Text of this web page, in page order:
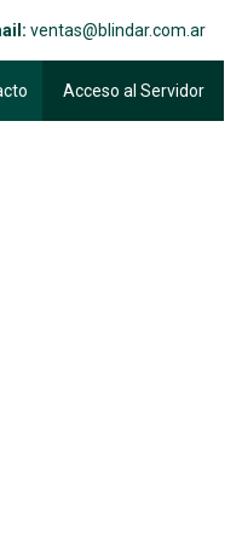
ventas@blindar.com.ar
Acceso al Servidor